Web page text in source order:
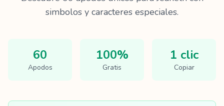
simbolos y caracteres especiales.
60
Apodos
100%
Gratis
1 clic
Copiar